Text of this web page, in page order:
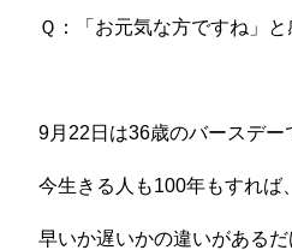
Ｑ：「お元気な方ですね」と
9月22日は36歳のバースデー
今生きる人も100年もすれば
早いか遅いかの違いがあるだ